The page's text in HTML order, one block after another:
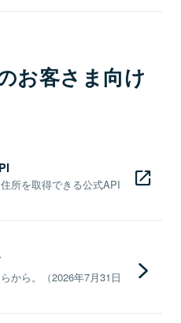
お客さま向け
所を取得できる公式API
から。（2026年7月31日